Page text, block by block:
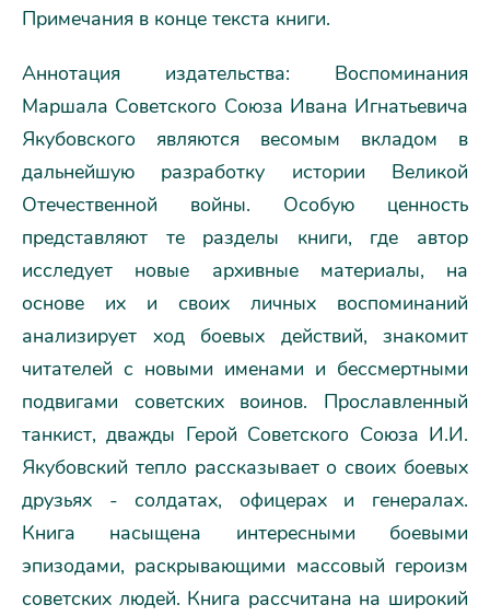
Примечания в конце текста книги.
Аннотация издательства: Воспоминания
Маршала Советского Союза Ивана Игнатьевича
Якубовского являются весомым вкладом в
дальнейшую разработку истории Великой
Отечественной войны. Особую ценность
представляют те разделы книги, где автор
исследует новые архивные материалы, на
основе их и своих личных воспоминаний
анализирует ход боевых действий, знакомит
читателей с новыми именами и бессмертными
подвигами советских воинов. Прославленный
танкист, дважды Герой Советского Союза И.И.
Якубовский тепло рассказывает о своих боевых
друзьях - солдатах, офицерах и генералах.
Книга насыщена интересными боевыми
эпизодами, раскрывающими массовый героизм
советских людей. Книга рассчитана на широкий